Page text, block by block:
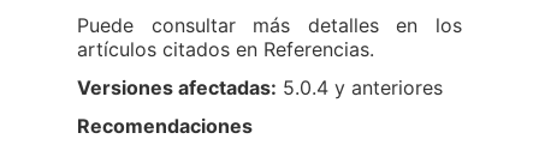
Puede consultar más detalles en los
artículos citados en Referencias.
Versiones afectadas: 5.0.4 y anteriores
Recomendaciones